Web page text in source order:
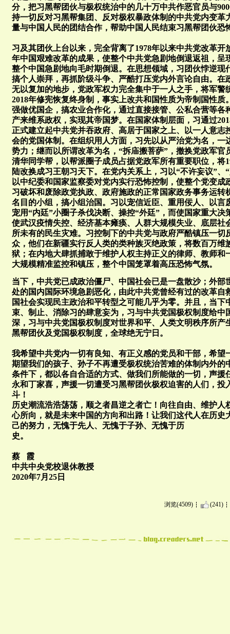
分，把习黑帮团伙与极权统治中的几十万中共作恶官员与
持一切反对习黑帮集团、反对极权暴政体制的中共党内变革
量与中国人民的团结合作，帮助中国人民结束习黑帮团伙恐
习及其团伙上台以来，完全背离了1978年以来中共党改革开
年中国艰难改革的成果，使整个中共党急剧地倒退返祖，呈
整个中国急剧地向毛时期倒退。在思想领域，习团伙悖逆现
搞个人崇拜，再抓阶级斗争、严酷打压党内外言论自由。在
无以复加的地步，党政军权力完全集中于一人之手，将军警
2018年修宪恢复终身制，事实上改共和国性质为帝制国性质
强做优国企，搞农业合作化，通过直接接管、公私合营等各
产来维系政权，实现其帝国梦。在国家体制层面，习通过
正式建立起中共党并吞政府、高居于国家之上、以一人意志
会的党国体制。在组织用人方面，习先以从严治党为名，一
势力；继而以所谓改革为名，“拆庙搬菩萨”，撤换党政军官
清华同学帮，以帮派圈子成员占据党政军所有重要职位，将
陆改换成习王朝习天下。在党内关系上，习以“不许妄议”、
以中纪委和国家监察委对党内实行恐怖控制，使整个党变成
习破坏和废除政党执政、政府施政的正常国家政务事务运转
名目的小组，搞小组治国。习以宠信近臣、重用佞人、以言
宠用“内廷”小圈子杀伐决断、操控“外廷”，而使国家重大决
使武汉疫情失控、经济基本瘫痪、人群大规模失业、底层社
所未有的民生灾难。习控制下的中共党与政府严酷镇压一切
众，他们在新疆实行反人类的类种族灭绝政策，将数百万维
狱；在内地大肆抓捕敢于维护人权主持正义的律师、教师和
大规模精准监控和镇压，整个中国笼罩着高压恐怖气氛。
当下，中共党已成政治僵尸、中国社会已是一盘散沙；外部
处的国内国际环境急剧恶化，由此中共党曾经有过的改革自
国社会实现民主政治和平转型之可能几乎为零。并且，当下
束、制止、消除习的肆意妄为，习与中共党国极权制度给中
深，习与中共党国极权制度对世界和平、人类文明秩序所产
黑帮团伙及党国极权制度，全球绝无宁日。
我希望中共党内一切有良知、有正义感的党员和干部，希望
期望我们的孩子、孙子不再遭受极权统治苦难的体制内外的
条件下，都以各自合适的方式、做我们所能做的一切，声援
永和丁家喜，声援一切遭受习黑帮团伙极权迫害的人们，投
斗！
历史潮流浩浩荡荡，顺之者昌逆之者亡！向往自由、维护人
心所向，就是未来中国的方向和出路！让我们这代人在历史
己的努力，无愧于先人、无愧于子孙、无愧于历
史。
蔡 霞
中共中央党校退休教授
2020年7月25日
浏览(4509) (241)